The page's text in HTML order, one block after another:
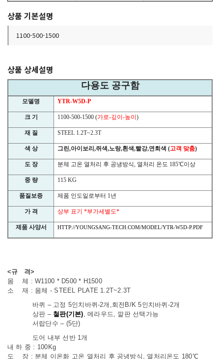
상품 기본설명
1100-500-1500
상품 상세설명
다용도 공구함
모델명 YTR-W5D-P
크 기 1100-500-1500 (가로-깊이 -높이 )
재 질 STEEL 1.2T~2.3T
색 상 그린,아이보리 ,쥐색,노랑,흰색,빨강,연회색 (고객 맞춤)
도 장 분체 고온 열처리 후 공냉방식, 열처리 온도 185℃이상
중 량 115 KG
품질보증 제품 인도일로부터 1년
가 격 상부 표기 *부가세별도*
제품 사양서 HTTP://YOUNGSANG-TECH.COM/MODEL/YTR-W5D-P.PDF
<규 격>
몸 체 : W1100 * D500 * H1500
소 재 : 몸체 - STEEL PLATE 1.2T~2.3T
바퀴 – 고정 5인치바퀴-2개,회전B/K 5인치바퀴-2개
상판 – 철판(기본), 메라우드, 깔판 선택가능
서랍단수 – (5단)
도어 내부 선반 1개
내 하 중 : 100Kg
도 장 : 분체 이온화 고온 열처리 후 공냉방식, 열처리온도 180℃